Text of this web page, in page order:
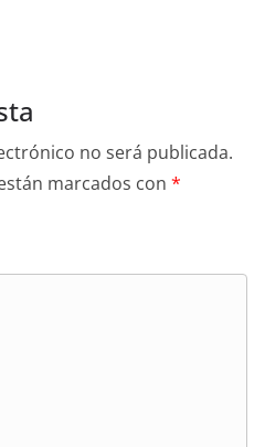
no será publicada.
marcados con *